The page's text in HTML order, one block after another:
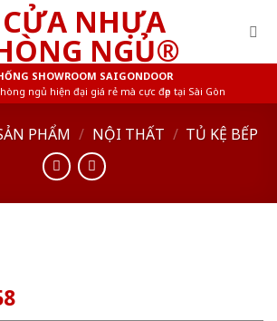
SHOWROOM SAIGONDOOR
ngủ hiện đại giá rẻ mà cực đẹp tại Sài Gòn
PHẨM / NỘI THẤT / TỦ KỆ BẾP